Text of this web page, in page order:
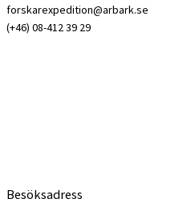
forskarexpedition@arbark.se
(+46) 08-412 39 29
Besöksadress